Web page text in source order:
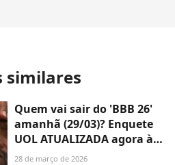
similares
Quem vai sair do 'BBB 26'
amanhã (29/03)? Enquete
UOL ATUALIZADA agora à
tarde mostra disputa
28 de março de 2026